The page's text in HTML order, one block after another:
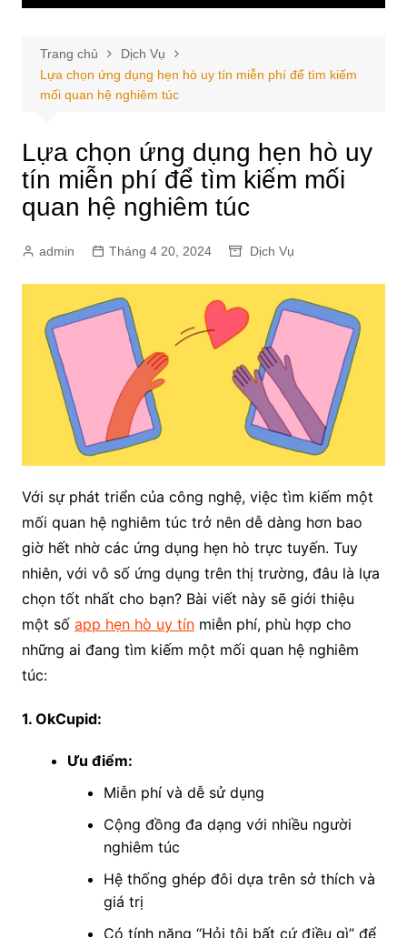
Trang chủ
Dịch Vụ
Lựa chọn ứng dụng hẹn hò uy tín miễn phí để tìm kiếm
mối quan hệ nghiêm túc
Lựa chọn ứng dụng hẹn hò uy
tín miễn phí để tìm kiếm mối
quan hệ nghiêm túc
admin Tháng 4 20, 2024 Dịch Vụ
Với sự phát triển của công nghệ, việc tìm kiếm một
mối quan hệ nghiêm túc trở nên dễ dàng hơn bao
giờ hết nhờ các ứng dụng hẹn hò trực tuyến. Tuy
nhiên, với vô số ứng dụng trên thị trường, đâu là lựa
chọn tốt nhất cho bạn? Bài viết này sẽ giới thiệu
một số app hẹn hò uy tínmiễn phí, phù hợp cho
những ai đang tìm kiếm một mối quan hệ nghiêm
túc:
1. OkCupid:
Ưu điểm:
Miễn phí và dễ sử dụng
Cộng đồng đa dạng với nhiều người
nghiêm túc
Hệ thống ghép đôi dựa trên sở thích và
giá trị
Có tính năng “Hỏi tôi bất cứ điều gì” để